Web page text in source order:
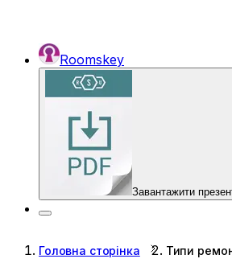
Roomskey
Завантажити
Головна сторінка Типи